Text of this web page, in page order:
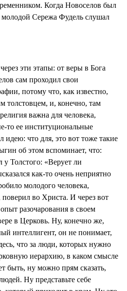
Когда Новоселов был
молодой Сережа Фудель слушал
эти этапы: от веры в Бога
сам проходил свои
потому что, как известно,
толстовцем, и, конечно, там
важна для человека,
то ее институциональные
что для, это вот тоже такие
об этом вспоминает, что:
у Толстого: «Верует ли
как-то очень неприятно
молодого человека,
во Христа. И через вот
разочарования в своем
в Церковь. Ну, конечно же,
интеллигент, он не понимает,
что за люди, которых нужно
иерархию, в каком смысле
быть, ну можно прям сказать,
Ну представьте себе